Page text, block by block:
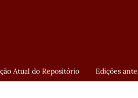
Atual do Repositório Edições